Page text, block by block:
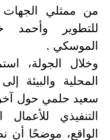
من ممثلي الجهات
للتطوير
الموسكي .
وخلال الجولة،
المحلية والبيئة
سعيد حلمي حول
التنفيذي
الواقع، موضحًا أن